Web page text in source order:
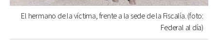
El hermano de la víctima, frente a la sede de la Fiscalía. (foto:
Federal al día)